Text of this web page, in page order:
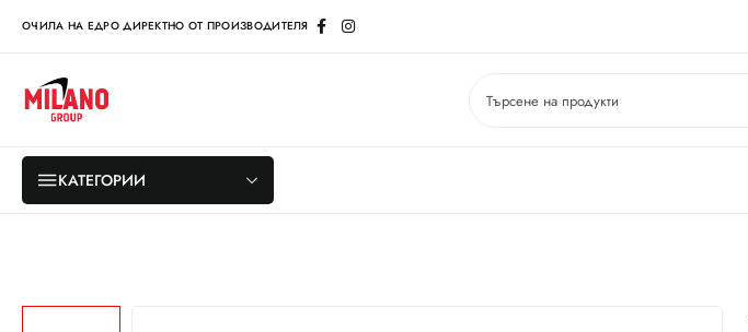
ОЧИЛА НА ЕДРО ДИРЕКТНО ОТ ПРОИЗВОДИТЕЛЯ
КАТЕГОРИИ